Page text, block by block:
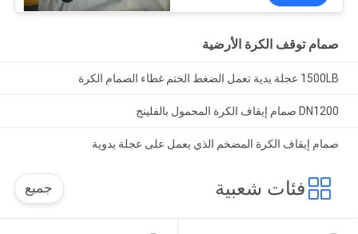
صمام توقف الكرة الأرضية
1500LB عجلة يدية تعمل الضغط الختم غطاء الصمام الكرة
DN1200 صمام إيقاف الكرة المحمول بالفلينج
صمام إيقاف الكرة المضخم الذي يعمل على عجلة يدوية
فئات شعبية جميع